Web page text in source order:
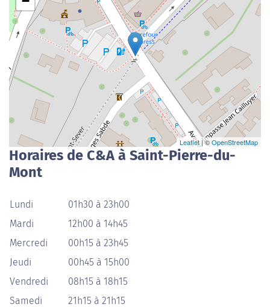
Leaflet| ©OpenStreetMap
Horaires de C&A à Saint-Pierre-du-
Mont
Lundi
01h30 à 23h00
Mardi
12h00 à 14h45
Mercredi
00h15 à 23h45
Jeudi
00h45 à 15h00
Vendredi
08h15 à 18h15
Samedi
21h15 à 21h15